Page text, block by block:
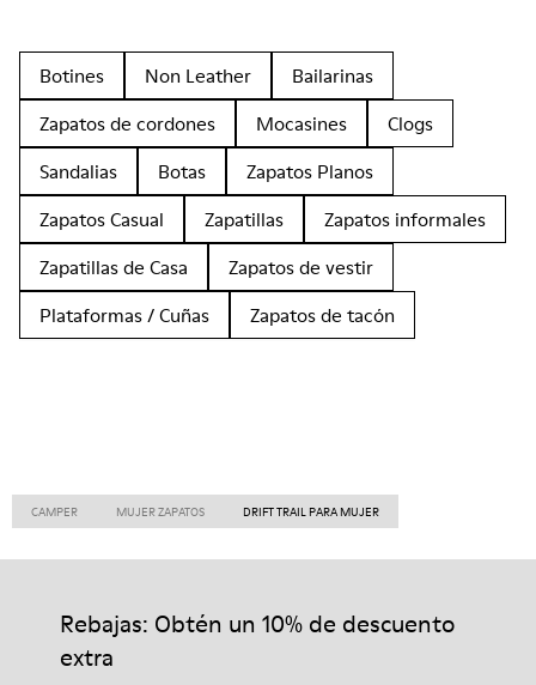
Botines Non Leather
Bailarinas
Zapatos de cordones
Mocasines
Clogs
Sandalias
Botas
Zapatos Planos
Zapatos Casual
Zapatillas
Zapatos informales
Zapatillas de Casa
Zapatos de vestir
Plataformas / Cuñas
Zapatos de tacón
CAMPER MUJER ZAPATOS DRIFT TRAIL PARA MUJER
Rebajas: Obtén un 10% de descuento
extra